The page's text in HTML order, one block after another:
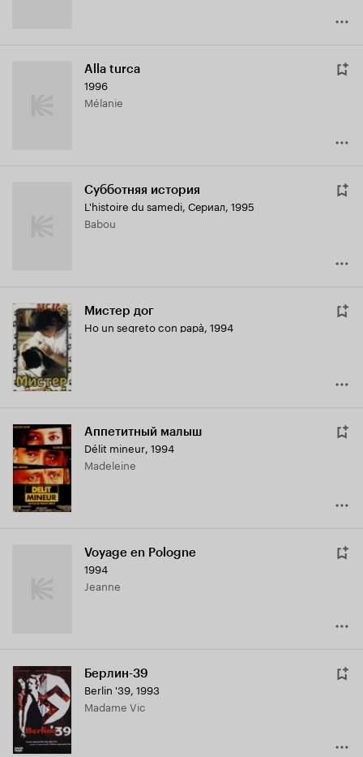
Alla turca
1996
Mélanie
Субботняя история
L'histoire du samedi, Сериал, 1995
Babou
Мистер дог
Ho un segreto con papà, 1994
Аппетитный малыш
Délit mineur, 1994
Madeleine
Voyage en Pologne
1994
Jeanne
Берлин-39
Berlin '39, 1993
Madame Vic